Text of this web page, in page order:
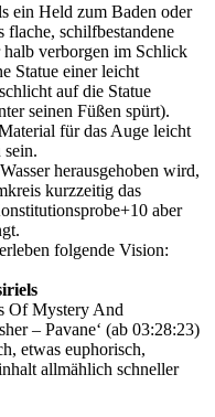
ein Held zum Baden oder
flache, schilfbestandene
halb verborgen im Schlick
Statue einer leicht
auf die Statue
seinen Füßen spürt).
für das Auge leicht
sein.
herausgehoben wird,
kurzzeitig das
aber
folgende Vision:
Of Mystery And
– Pavane‘ (ab 03:28:23)
etwas euphorisch,
allmählich schneller